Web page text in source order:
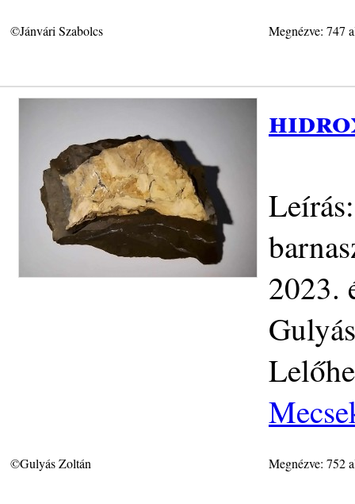
©Jánvári Szabolcs Megnézve: 747
2023.
©Gulyás Zoltán Megnézve: 752